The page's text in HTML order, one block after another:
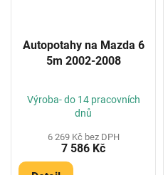
Autopotahy na Mazda 6
5m 2002-2008
Výroba- do 14 pracovních
dnů
6 269 Kč bez DPH
7 586 Kč